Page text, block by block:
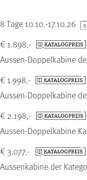
8 Tage 10.10.-17.10.26
Aussen-Doppelkabine
€ 1.898,-
Aussen-Doppelkabine
€ 1.998,-
Aussen-Doppelkabine
€ 2.198,-
Aussenkabine der
€ 3.077,-